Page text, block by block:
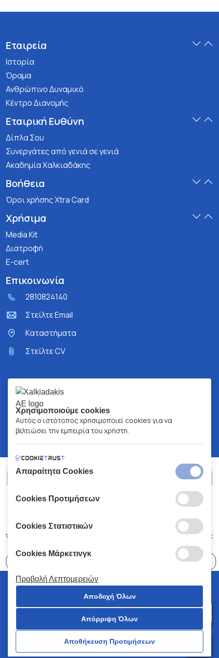
Εταιρεία
Ιστορία
Όραμα
Ανθρώπινο Δυναμικό
Κέντρο Διανομής
Εταιρική Ευθύνη
Δίπλα Σου
Συνεργάτες από γενιά σε γενιά
Ακαδημία Χαλκιαδάκης
Βοήθεια
Όροι χρήσης Xtra Card
Χρήσιμα
Media Kit
Διατροφή
E-cert
Επικοινωνία
2810824140
Στείλτε Email
Kαταστήματα
Στείλτε CV
ΧΑΛΚΙΑΔΑΚΗΣ Α.Ε.
Όροι και Προϋποθέσεις Κώδικας Δεοντολογίας
© 2026 Χαλκιαδάκης all rights reserved
Χρησιμοποιούμε cookies
Αυτός ο ιστότοπος χρησιμοποιεί cookies για να
βελτιώσει την εμπειρία του χρήστη.
Απαραίτητα Cookies
Cookies Προτιμήσεων
Cookies Στατιστικών
Cookies Μάρκετινγκ
Προβολή Λεπτομερειών
Αποδοχή Όλων
Απόρριψη Όλων
Αποθήκευση Προτιμήσεων